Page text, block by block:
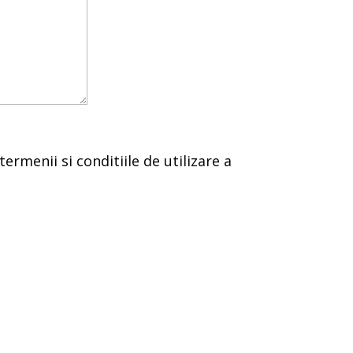
termenii si conditiile de utilizare a